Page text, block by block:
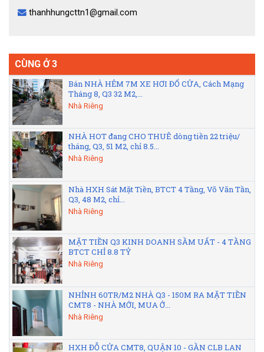
thanhhungcttn1@gmail.com
CÙNG Ở 3
Bán NHÀ HẺM 7M XE HƠI ĐỔ CỬA, Cách Mạng
Tháng 8, Q3 32 M2,...
Nhà Riêng
NHÀ HOT đang CHO THUÊ dòng tiền 22 triệu/
tháng, Q3, 51 M2, chỉ 8.5...
Nhà Riêng
Nhà HXH Sát Mặt Tiền, BTCT 4 Tầng, Võ Văn Tần,
Q3, 48 M2, chỉ...
Nhà Riêng
MẶT TIỀN Q3 KINH DOANH SẦM UẤT - 4 TẦNG
BTCT CHỈ 8.8 TỶ
Nhà Riêng
NHỈNH 60TR/M2 NHÀ Q3 - 150M RA MẶT TIỀN
CMT8 - NHÀ MỚI, MUA Ở...
Nhà Riêng
HXH ĐỖ CỬA CMT8, QUẬN 10 - GẦN CLB LAN